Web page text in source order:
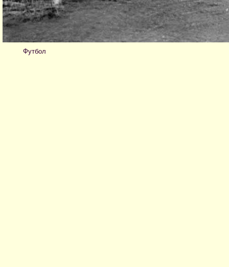
Футбол